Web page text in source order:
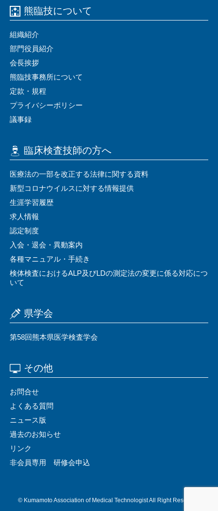
熊臨技について
組織紹介
部門役員紹介
会⻑挨拶
熊臨技事務所について
定款・規程
プライバシーポリシー
議事録
臨床検査技師の⽅へ
医療法の⼀部を改正する法律に関する資料
新型コロナウイルスに対する情報提供
⽣涯学習履歴
求⼈情報
認定制度
⼊会・退会・異動案内
各種マニュアル・⼿続き
検体検査におけるALP及びLDの測定法の変更に係る対応につ
いて
県学会
第58回熊本県医学検査学会
その他
お問合せ
よくある質問
ニュース版
過去のお知らせ
リンク
非会員専用 研修会申込
©️ Kumamoto Association of Medical Technologist All Right Reserved.